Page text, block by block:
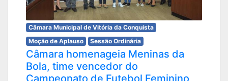
Câmara Municipal de Vitória da Conquista
Moção de Aplauso
Sessão Ordinária
Câmara homenageia Meninas da
Bola, time vencedor do
Campeonato de Futebol Feminino